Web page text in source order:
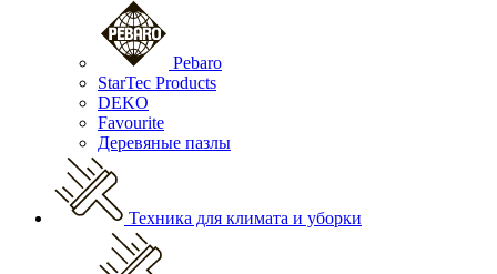
Pebaro
StarTec Products
DEKO
Favourite
Деревяные пазлы
Техника для климата и уборки